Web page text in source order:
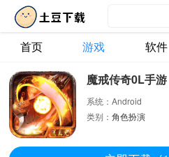
首页 游戏 软件
魔戒传奇0L手游
系统：Android
类别：角色扮演